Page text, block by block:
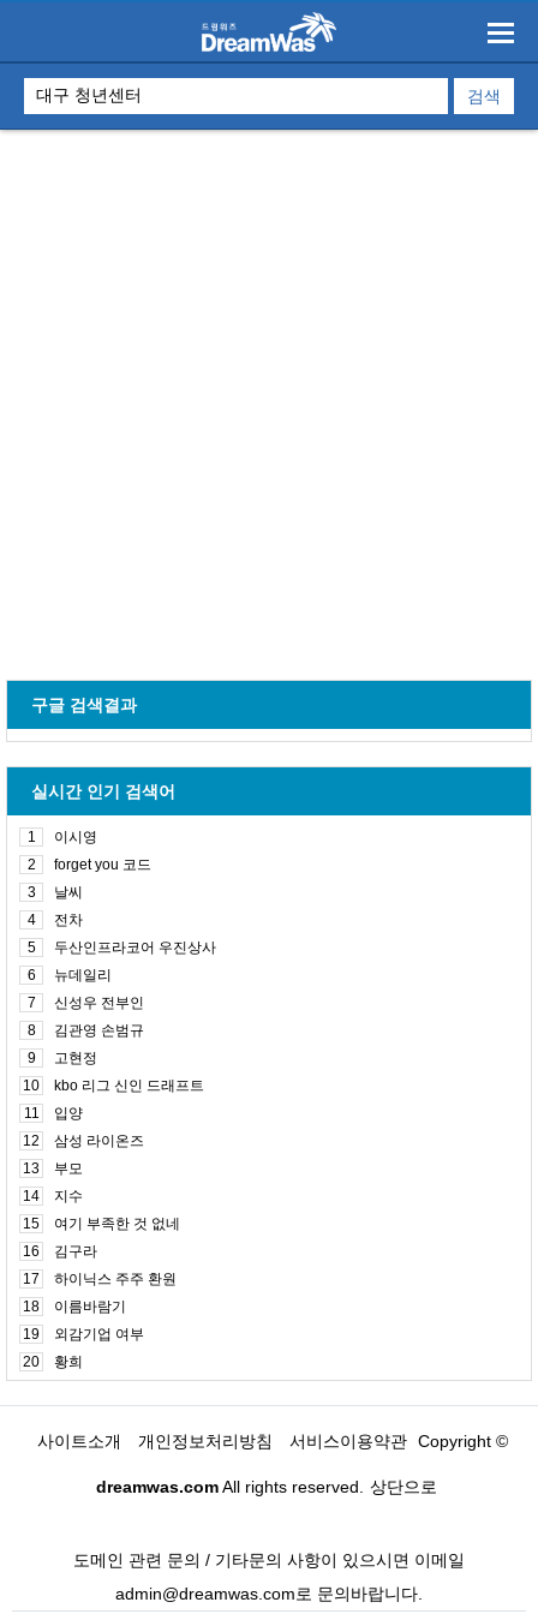
구글 검색결과
실시간 인기 검색어
1
이시영
2
forget you 코드
3
날씨
4
전차
5
두산인프라코어 우진상사
6
뉴데일리
7
신성우 전부인
8
김관영 손범규
9
고현정
10
kbo 리그 신인 드래프트
11
입양
12
삼성 라이온즈
13
부모
14
지수
15
여기 부족한 것 없네
16
김구라
17
하이닉스 주주 환원
18
이름바람기
19
외감기업 여부
20
황희
사이트소개 개인정보처리방침 서비스이용약관 Copyright ©
dreamwas.comAll rights reserved. 상단으로
도메인 관련 문의 / 기타문의 사항이 있으시면 이메일
admin@dreamwas.com로 문의바랍니다.